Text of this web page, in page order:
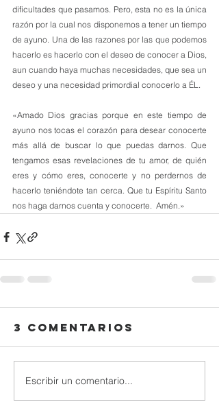
dificultades que pasamos. Pero, esta no es la única
razón por la cual nos disponemos a tener un tiempo
de ayuno. Una de las razones por las que podemos
hacerlo es hacerlo con el deseo de conocer a Dios,
aun cuando haya muchas necesidades, que sea un
deseo y una necesidad primordial conocerlo a ÉL.
«Amado Dios gracias porque en este tiempo de
ayuno nos tocas el corazón para desear conocerte
más allá de buscar lo que puedas darnos. Que
tengamos esas revelaciones de tu amor, de quién
eres y cómo eres, conocerte y no perdernos de
hacerlo teniéndote tan cerca. Que tu Espíritu Santo
nos haga darnos cuenta y conocerte.  Amén.»
3 comentarios
Escribir un comentario...